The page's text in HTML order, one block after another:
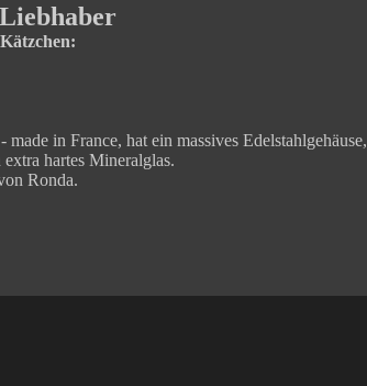
in France, hat ein massives Edelstahlgehäuse,
hartes Mineralglas.
Ronda.